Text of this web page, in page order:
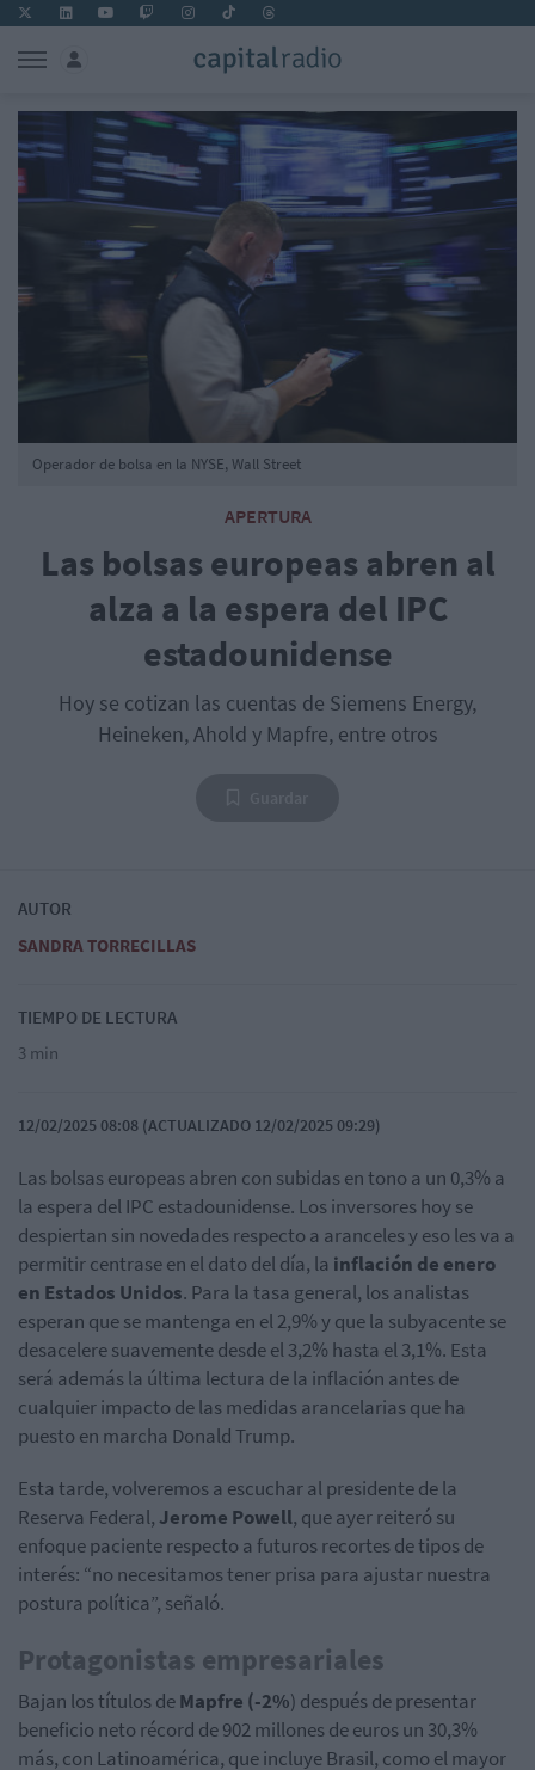
APERTURA
Las bolsas europeas abren al
alza a la espera del IPC
estadounidense
Hoy se cotizan las cuentas de Siemens Energy,
Heineken, Ahold y Mapfre, entre otros
Operador de bolsa en la NYSE, Wall Street
AUTOR
SANDRA TORRECILLAS
TIEMPO DE LECTURA
3 min
12/02/2025 08:08 (ACTUALIZADO 12/02/2025 09:29)
Las bolsas europeas abren con subidas en tono a un 0,3% a
la espera del IPC estadounidense. Los inversores hoy se
despiertan sin novedades respecto a aranceles y eso les va a
permitir centrase en el dato del día, la inflación de enero
en Estados Unidos. Para la tasa general, los analistas
esperan que se mantenga en el 2,9% y que la subyacente se
desacelere suavemente desde el 3,2% hasta el 3,1%. Esta
será además la última lectura de la inflación antes de
cualquier impacto de las medidas arancelarias que ha
puesto en marcha Donald Trump.
Esta tarde, volveremos a escuchar al presidente de la
Reserva Federal, Jerome Powell, que ayer reiteró su
enfoque paciente respecto a futuros recortes de tipos de
interés: “no necesitamos tener prisa para ajustar nuestra
postura política”, señaló.
Protagonistas empresariales
Bajan los títulos deMapfre (-2%) después de presentar
beneficio neto récord de 902 millones de euros un 30,3%
más, con Latinoamérica, que incluye Brasil, como el mayor